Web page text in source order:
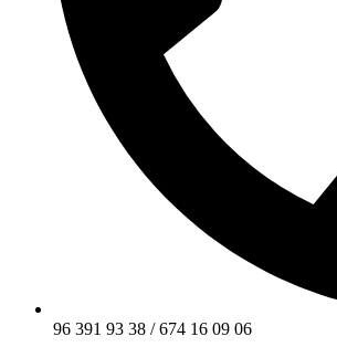
96 391 93 38 / 674 16 09 06